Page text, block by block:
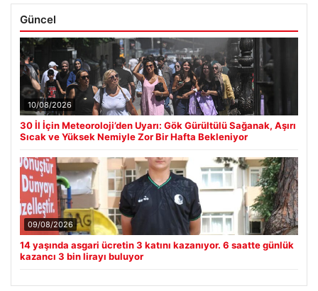
Güncel
10/08/2026
30 İl İçin Meteoroloji’den Uyarı: Gök Gürültülü Sağanak, Aşırı
Sıcak ve Yüksek Nemiyle Zor Bir Hafta Bekleniyor
09/08/2026
14 yaşında asgari ücretin 3 katını kazanıyor. 6 saatte günlük
kazancı 3 bin lirayı buluyor